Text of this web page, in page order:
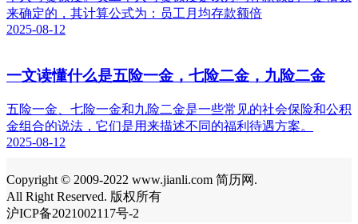
来确定的，其计算公式为：员工月均存款额倍
2025-08-12
一文读懂什么是五险一金，七险二金，九险二金
五险一金、七险一金和九险二金是一些常见的社会保险和公积
金组合的说法，它们是用来描述不同的福利待遇方案。
2025-08-12
Copyright © 2009-2022 www.jianli.com 简历网.
All Right Reserved. 版权所有
沪ICP备2021002117号-2